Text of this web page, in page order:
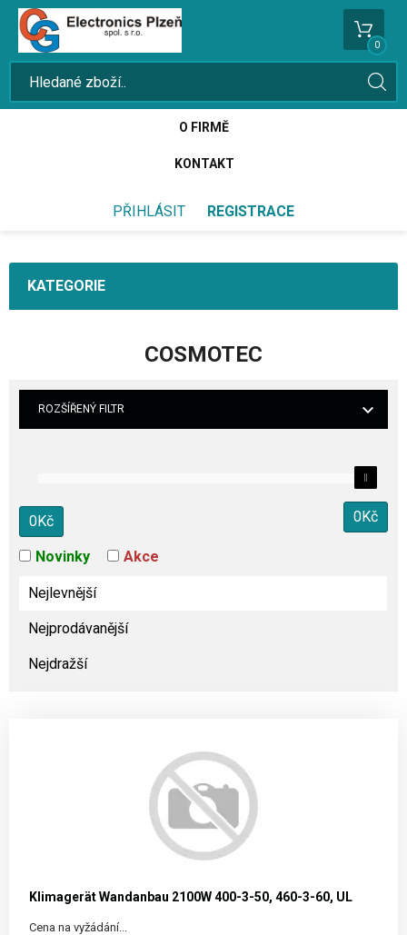
0
O FIRMĚ
KONTAKT
PŘIHLÁSIT REGISTRACE
KATEGORIE
COSMOTEC
ROZŠÍŘENÝ FILTR
0Kč 0Kč
Novinky Akce
Nejlevnější
Nejprodávanější
Nejdražší
Klimagerät Wandanbau 2100W 400-3-50, 460-3-60, UL
Cena na vyžádání...